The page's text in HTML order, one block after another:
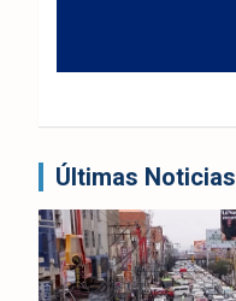
Últimas Noticias